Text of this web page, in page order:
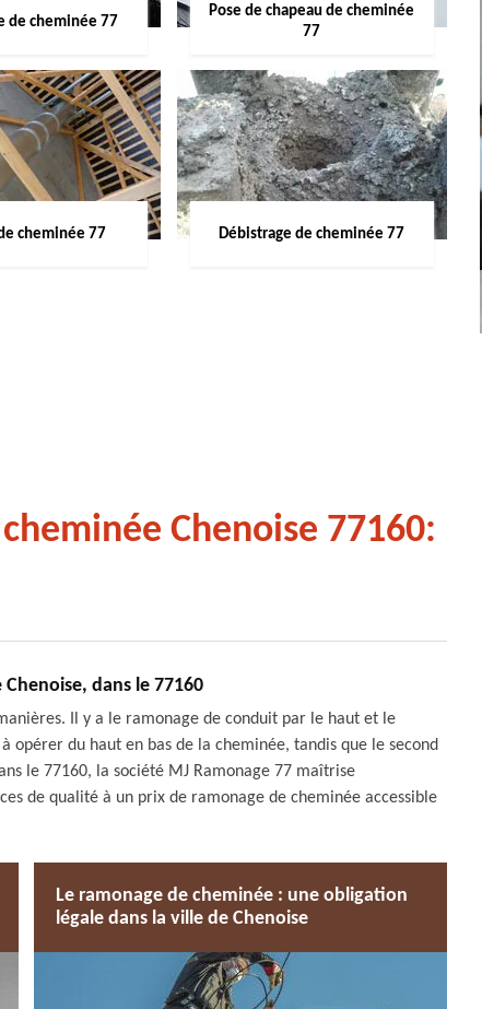
de cheminée 77
Pose de chapeau de cheminée
77
cheminée 77 Débistrage de cheminée 77
Chenoise 77160:
dans le 77160
Il y a le ramonage de conduit par le haut et le
opérer du haut en bas de la cheminée, tandis que le second
le 77160, la société MJ Ramonage 77 maîtrise
de qualité à un prix de ramonage de cheminée accessible
Le ramonage de cheminée : une obligation
légale dans la ville de Chenoise